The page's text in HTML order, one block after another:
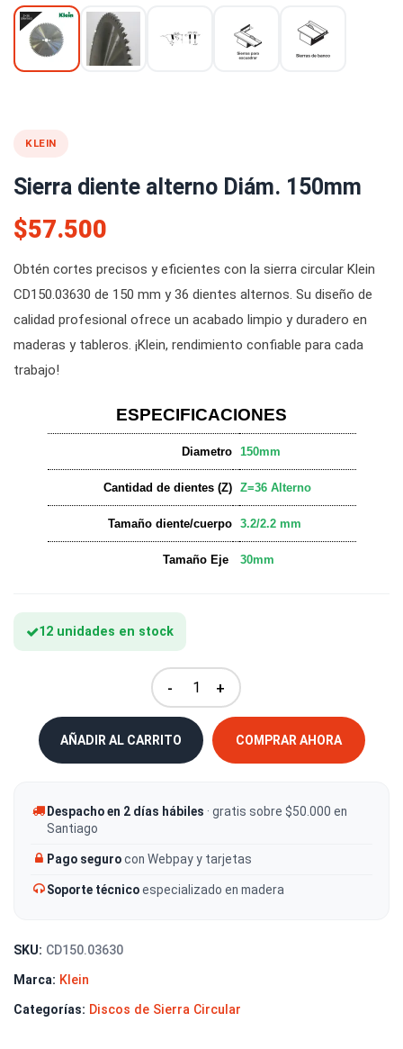
KLEIN
Sierra diente alterno Diám. 150mm
$57.500
Obtén cortes precisos y eficientes con la sierra circular Klein
CD150.03630 de 150 mm y 36 dientes alternos. Su diseño de
calidad profesional ofrece un acabado limpio y duradero en
maderas y tableros. ¡Klein, rendimiento confiable para cada
trabajo!
ESPECIFICACIONES
Diametro 150mm
Cantidad de dientes (Z) Z=36 Alterno
Tamaño diente/cuerpo 3.2/2.2 mm
Tamaño Eje 30mm
12 unidades en stock
- +
AÑADIR AL CARRITO COMPRAR AHORA
Despacho en 2 días hábiles · gratis sobre $50.000 en
Santiago
Pago segurocon Webpay y tarjetas
Soporte técnicoespecializado en madera
SKU: CD150.03630
Marca: Klein
Categorías: Discos de Sierra Circular